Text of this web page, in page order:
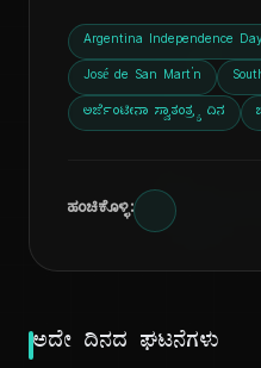
Argentina Independence Day
José de San Martín
ಅರ್ಜೆಂಟೀನಾ ಸ್ವಾತಂತ್ರ್ಯ ದಿನ
ಹಂಚಿಕೊಳ್ಳಿ:
ಅದೇ ದಿನದ ಘಟನೆಗಳು